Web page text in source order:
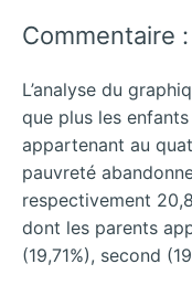
Commentaire :
L’analyse du
que plus les
appartenant au
pauvreté
respectivement
dont les parents
(19,71%), second